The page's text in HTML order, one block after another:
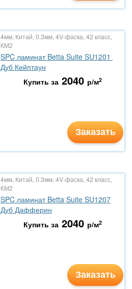
4мм, Китай, 0.3мм, 4V-фаска, 42 класс,
КМ2
SPC ламинат Betta Suite SU1201
Дуб Кейптаун
Купить за 2040 р/м2
Заказать
4мм, Китай, 0.3мм, 4V-фаска, 42 класс,
КМ2
SPC ламинат Betta Suite SU1207
Дуб Дафферин
Купить за 2040 р/м2
Заказать